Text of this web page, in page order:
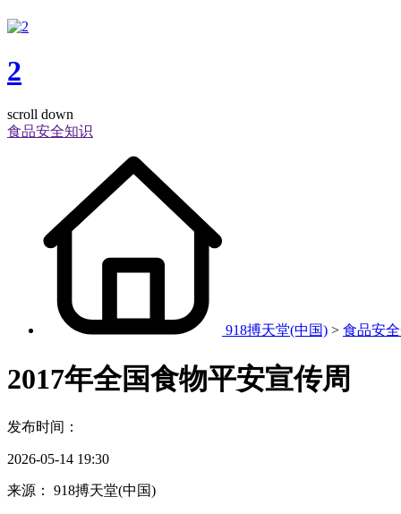
2
scroll down
食品安全知识
918搏天堂(中国) > 食品安
2017年全国食物平安宣传周
发布时间：
2026-05-14 19:30
来源： 918搏天堂(中国)